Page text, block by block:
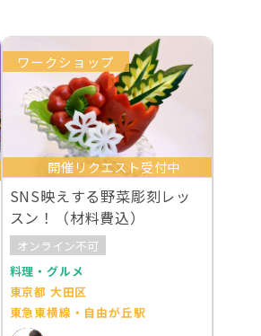
ワークショップ
開催リクエスト受付中
SNS映えする野菜彫刻レッ
スン！（材料費込）
オンライン不可
料理・グルメ
東京都 大田区
東急東横線・自由が丘駅